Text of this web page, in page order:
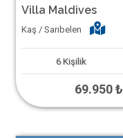
Villa Maldives
Kaş / Sarıbelen
6 Kişilik
69.950 ₺